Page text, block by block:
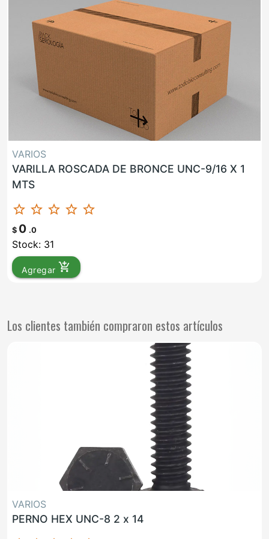
VARIOS
VARILLA ROSCADA DE BRONCE UNC-9/16 X 1
MTS
star_border star_border star_border star_border star_border
$ 0 .0
Stock: 31
Agregar add_shopping_cart
Los clientes también compraron estos artículos
VARIOS
PERNO HEX UNC-8 2 x 14